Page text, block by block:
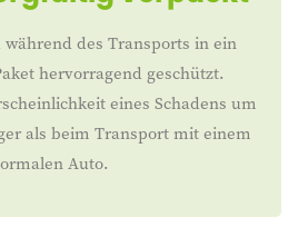
des Transports in ein
hervorragend geschützt.
eines Schadens um
als beim Transport mit einem
Auto.